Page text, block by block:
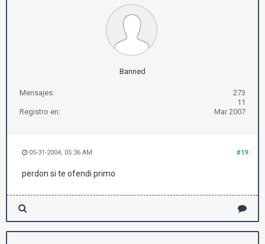
Banned
Mensajes:
273
11
Registro en:
Mar 2007
#19
05-31-2004, 05:36 AM
perdon si te ofendi primo